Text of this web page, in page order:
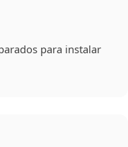
para instalar